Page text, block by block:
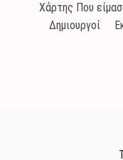
Χάρτης Που
Δημιουργοί